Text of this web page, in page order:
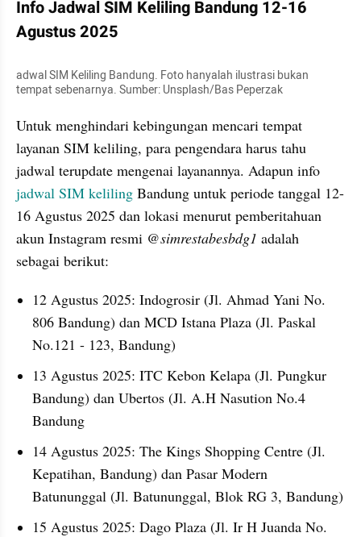
Info Jadwal SIM Keliling Bandung 12-16
Agustus 2025
adwal SIM Keliling Bandung. Foto hanyalah ilustrasi bukan
tempat sebenarnya. Sumber: Unsplash/Bas Peperzak
Untuk menghindari kebingungan mencari tempat
layanan SIM keliling, para pengendara harus tahu
jadwal SIM keliling Bandung untuk periode tanggal 12-
16 Agustus 2025 dan lokasi menurut pemberitahuan
akun Instagram resmi @simrestabesbdg1 adalah
sebagai berikut:
12 Agustus 2025: Indogrosir (Jl. Ahmad Yani No.
806 Bandung) dan MCD Istana Plaza (Jl. Paskal
No.121 - 123, Bandung)
13 Agustus 2025: ITC Kebon Kelapa (Jl. Pungkur
Bandung) dan Ubertos (Jl. A.H Nasution No.4
Bandung
14 Agustus 2025: The Kings Shopping Centre (Jl.
Kepatihan, Bandung) dan Pasar Modern
Batununggal (Jl. Batununggal, Blok RG 3, Bandung)
15 Agustus 2025: Dago Plaza (Jl. Ir H Juanda No.